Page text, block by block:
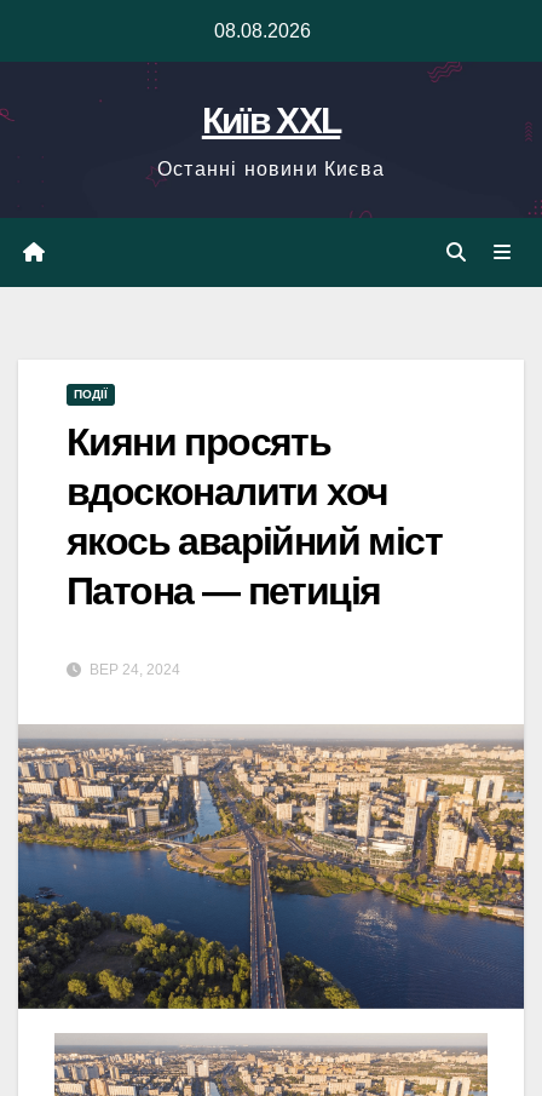
08.08.2026
Київ XXL
Останні новини Києва
ПОДІЇ
Кияни просять
вдосконалити хоч
якось аварійний міст
Патона — петиція
ВЕР 24, 2024